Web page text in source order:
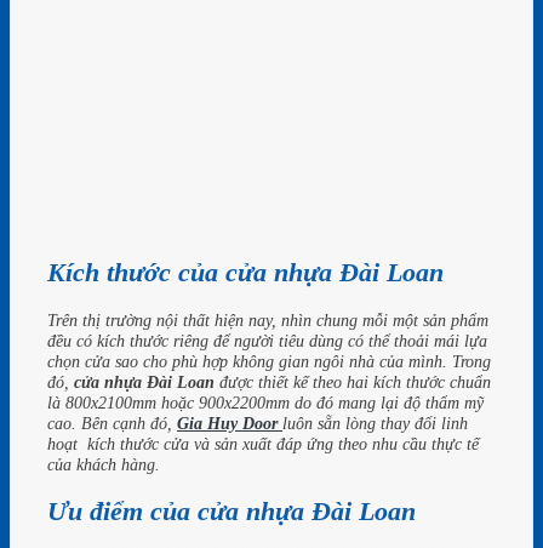
Kích thước của cửa nhựa Đài Loan
Trên thị trường nội thất hiện nay, nhìn chung mỗi một sản phẩm
đều có kích thước riêng để người tiêu dùng có thể thoải mái lựa
chọn cửa sao cho phù hợp không gian ngôi nhà của mình. Trong
đó, cửa nhựa Đài Loan được thiết kế theo hai kích thước chuẩn
là 800x2100mm hoặc 900x2200mm do đó mang lại độ thẩm mỹ
cao. Bên cạnh đó, Gia Huy Doorluôn sẵn lòng thay đổi linh
hoạt kích thước cửa và sản xuất đáp ứng theo nhu cầu thực tế
của khách hàng.
Ưu điểm của cửa nhựa Đài Loan